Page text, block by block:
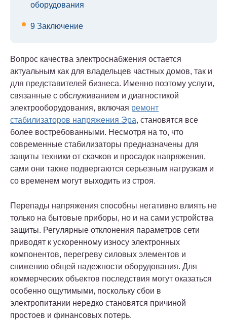
оборудования
9 Заключение
Вопрос качества электроснабжения остается
актуальным как для владельцев частных домов, так и
для представителей бизнеса. Именно поэтому услуги,
связанные с обслуживанием и диагностикой
электрооборудования, включая ремонт
стабилизаторов напряжения Эра, становятся все
более востребованными. Несмотря на то, что
современные стабилизаторы предназначены для
защиты техники от скачков и просадок напряжения,
сами они также подвергаются серьезным нагрузкам и
со временем могут выходить из строя.
Перепады напряжения способны негативно влиять не
только на бытовые приборы, но и на сами устройства
защиты. Регулярные отклонения параметров сети
приводят к ускоренному износу электронных
компонентов, перегреву силовых элементов и
снижению общей надежности оборудования. Для
коммерческих объектов последствия могут оказаться
особенно ощутимыми, поскольку сбои в
электропитании нередко становятся причиной
простоев и финансовых потерь.